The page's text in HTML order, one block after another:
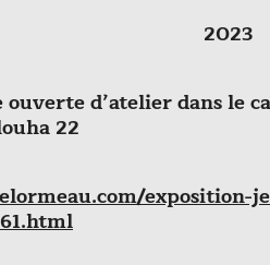
2023
ouverte d’atelier dans le
22
exposition-